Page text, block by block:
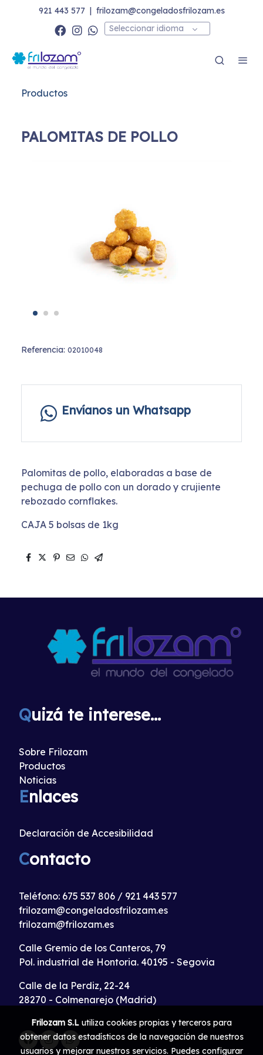
921 443 577 | frilozam@congeladosfrilozam.es
Seleccionar idioma
Productos
PALOMITAS DE POLLO
Referencia: 02010048
Envíanos un Whatsapp
Palomitas de pollo, elaboradas a base de
pechuga de pollo con un dorado y crujiente
rebozado cornflakes.
CAJA 5 bolsas de 1kg
Quizá te interese...
Sobre Frilozam
Productos
Noticias
Enlaces
Declaración de Accesibilidad
Contacto
Teléfono: 675 537 806 / 921 443 577
frilozam@congeladosfrilozam.es
frilozam@frilozam.es
Calle Gremio de los Canteros, 79
Pol. industrial de Hontoria. 40195 - Segovia
Calle de la Perdiz, 22-24
28270 - Colmenarejo (Madrid)
Frilozam S.L utiliza cookies propias y terceros para
obtener datos estadísticos de la navegación de nuestros
usuarios y mejorar nuestros servicios. Puedes configurar